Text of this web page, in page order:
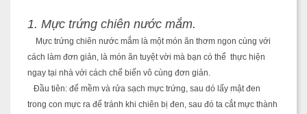
1. Mực trứng chiên nước mắm.
Mực trứng chiên nước mắm là một món ăn thơm ngon cùng với
cách làm đơn giản, là món ăn tuyệt vời mà bạn có thể thực hiện
ngay tại nhà với cách chế biến vô cùng đơn giản.
Đầu tiên: để mềm và rửa sạch mực trứng, sau dó lấy mật đen
trong con mực ra để tránh khi chiên bị đen, sau đó ta cắt mực thành